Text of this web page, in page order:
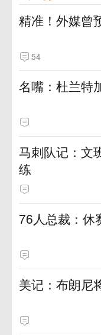
精准！外媒曾
54
名嘴：杜兰特
马刺队记：文
练
76人总裁：休
美记：布朗尼